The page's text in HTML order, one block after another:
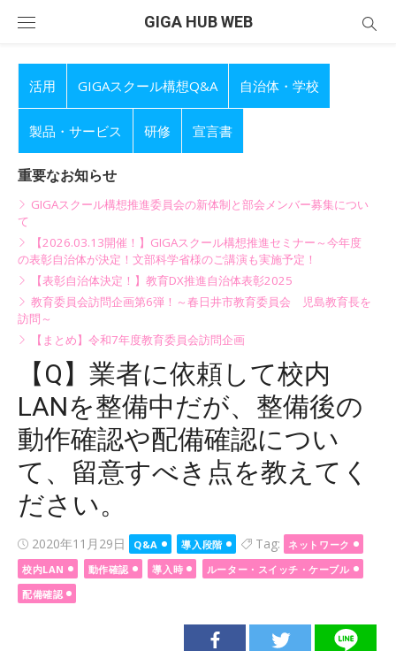
GIGA HUB WEB
活用 GIGAスクール構想Q&A 自治体・学校
製品・サービス 研修 宣言書
重要なお知らせ
GIGAスクール構想推進委員会の新体制と部会メンバー募集につい
て
【2026.03.13開催！】GIGAスクール構想推進セミナー～今年度
の表彰自治体が決定！文部科学省様のご講演も実施予定！
【表彰自治体決定！】教育DX推進自治体表彰2025
教育委員会訪問企画第6弾！～春日井市教育委員会 児島教育長を
訪問～
【まとめ】令和7年度教育委員会訪問企画
【Q】業者に依頼して校内
LANを整備中だが、整備後の
動作確認や配備確認につい
て、留意すべき点を教えてく
ださい。
Posted
on
2020年11月29日 Q&A 導入段階 Tag:
ネットワーク
校内LAN
動作確認 導入時
ルーター・スイッチ・ケーブル
配備確認